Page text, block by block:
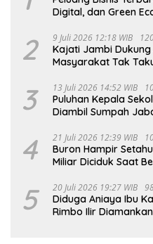
Digital, dan Green
2 9 Juli 2026 12:18 WIB
Kajati Jambi Dukung
Masyarakat Tak
3 13 Juli 2026 14:52 WIB
Puluhan Kepala
Diambil Sumpah
4 21 Juli 2026 12:39 WIB
Buron Hampir
Miliar Diciduk Saat
5 20 Juli 2026 19:27 WIB
Diduga Aniaya Ibu
Rimbo Ilir